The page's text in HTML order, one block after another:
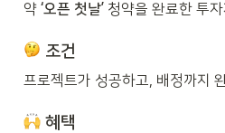
약 ‘오픈 첫날’ 청약을 완료한 투
조건
프로젝트가 성공하고, 배정까지
혜택